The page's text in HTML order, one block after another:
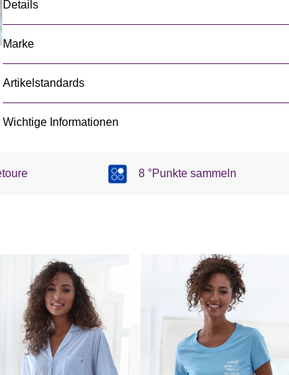
Details
Marke
Artikelstandards
Wichtige Informationen
8 °Punkte sammeln